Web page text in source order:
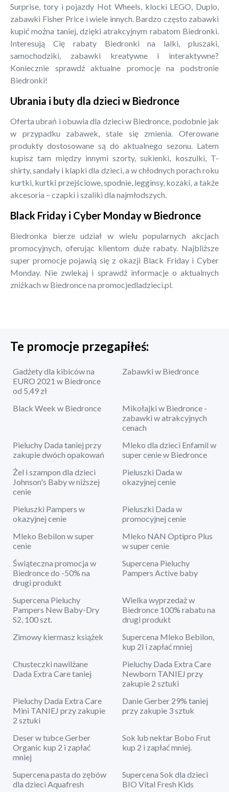
Surprise, tory i pojazdy Hot Wheels, klocki LEGO, Duplo,
zabawki Fisher Price i wiele innych. Bardzo często zabawki
kupić można taniej, dzięki atrakcyjnym rabatom Biedronki.
Interesują Cię rabaty Biedronki na lalki, pluszaki,
samochodziki, zabawki kreatywne i interaktywne?
Koniecznie sprawdź aktualne promocje na podstronie
Biedronki!
Ubrania i buty dla dzieci w Biedronce
Oferta ubrań i obuwia dla dzieci w Biedronce, podobnie jak
w przypadku zabawek, stale się zmienia. Oferowane
produkty dostosowane są do aktualnego sezonu. Latem
kupisz tam między innymi szorty, sukienki, koszulki, T-
shirty, sandały i klapki dla dzieci, a w chłodnych porach roku
kurtki, kurtki przejściowe, spodnie, legginsy, kozaki, a także
akcesoria – czapki i szaliki dla najmłodszych.
Black Friday i Cyber Monday w Biedronce
Biedronka bierze udział w wielu popularnych akcjach
promocyjnych, oferując klientom duże rabaty. Najbliższe
super promocje pojawią się z okazji Black Friday i Cyber
Monday. Nie zwlekaj i sprawdź informacje o aktualnych
zniżkach w Biedronce na promocjedladzieci.pl.
Te promocje przegapiłeś:
Gadżety dla kibiców na
EURO 2021 w Biedronce
od 5,49 zł
Zabawki w Biedronce
Black Week w Biedronce
Mikołajki w Biedronce -
zabawki w atrakcyjnych
cenach
Pieluchy Dada taniej przy
zakupie dwóch opakowań
Mleko dla dzieci Enfamil w
super cenie w Biedronce
Żel i szampon dla dzieci
Johnson's Baby w niższej
cenie
Pieluszki Dada w
okazyjnej cenie
Pieluszki Pampers w
okazyjnej cenie
Pieluszki Dada w
promocyjnej cenie
Mleko Bebilon w super
cenie
Mleko NAN Optipro Plus
w super cenie
Świąteczna promocja w
Biedronce do -50% na
drugi produkt
Supercena Pieluchy
Pampers Active baby
Supercena Pieluchy
Pampers New Baby-Dry
S2, 100 szt.
Wielka wyprzedaż w
Biedronce 100% rabatu na
drugi produkt
Zimowy kiermasz książek
Supercena Mleko Bebilon,
kup 2l i zapłać mniej
Chusteczki nawilżane
Dada Extra Care taniej
Pieluchy Dada Extra Care
Newborn TANIEJ przy
zakupie 2 sztuki
Pieluchy Dada Extra Care
Mini TANIEJ przy zakupie
2 sztuki
Danie Gerber 29% taniej
przy zakupie 3 sztuk
Deser w tubce Gerber
Organic kup 2 i zapłać
mniej
Sok lub nektar Bobo Frut
kup 2 i zapłać mniej.
Supercena pasta do zębów
dla dzieci Aquafresh
Supercena Sok dla dzieci
BIO Vital Fresh Kids